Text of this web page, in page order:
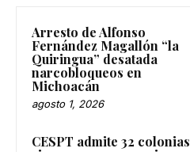
Arresto de Alfonso
Fernández Magallón “la
Quiringua” desatada
narcobloqueos en
Michoacán
agosto 1, 2026
CESPT admite 32 colonias